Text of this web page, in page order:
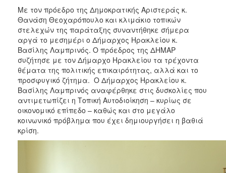
2017
2016
2015
2013
2012
2011
2010
2006
Με τον πρόεδρο της Δημοκρατικής Αριστεράς κ.
Θανάση Θεοχαρόπουλο και κλιμάκιο τοπικών
στελεχών της παράταξης συναντήθηκε σήμερα
αργά το μεσημέρι ο Δήμαρχος Ηρακλείου κ.
Βασίλης Λαμπρινός. Ο πρόεδρος της ΔΗΜΑΡ
συζήτησε με τον Δήμαρχο Ηρακλείου τα τρέχοντα
θέματα της πολιτικής επικαιρότητας, αλλά και το
προσφυγικό ζήτημα. Ο Δήμαρχος Ηρακλείου κ.
Βασίλης Λαμπρινός αναφέρθηκε στις δυσκολίες που
αντιμετωπίζει η Τοπική Αυτοδιοίκηση – κυρίως σε
οικονομικό επίπεδο – καθώς και στο μεγάλο
κοινωνικό πρόβλημα που έχει δημιουργήσει η βαθιά
κρίση.